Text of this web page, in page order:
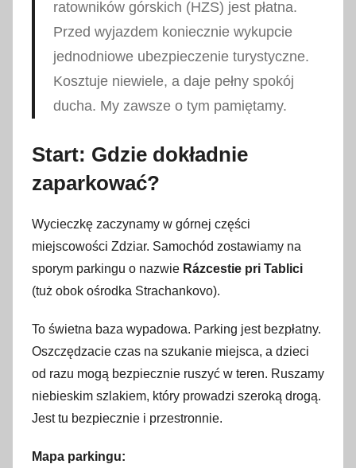
ratowników górskich (HZS) jest płatna.
Przed wyjazdem koniecznie wykupcie
jednodniowe ubezpieczenie turystyczne.
Kosztuje niewiele, a daje pełny spokój
ducha. My zawsze o tym pamiętamy.
Start: Gdzie dokładnie
zaparkować?
Wycieczkę zaczynamy w górnej części
miejscowości Zdziar. Samochód zostawiamy na
sporym parkingu o nazwie Rázcestie pri Tablici
(tuż obok ośrodka Strachankovo).
To świetna baza wypadowa. Parking jest bezpłatny.
Oszczędzacie czas na szukanie miejsca, a dzieci
od razu mogą bezpiecznie ruszyć w teren. Ruszamy
niebieskim szlakiem, który prowadzi szeroką drogą.
Jest tu bezpiecznie i przestronnie.
Mapa parkingu: